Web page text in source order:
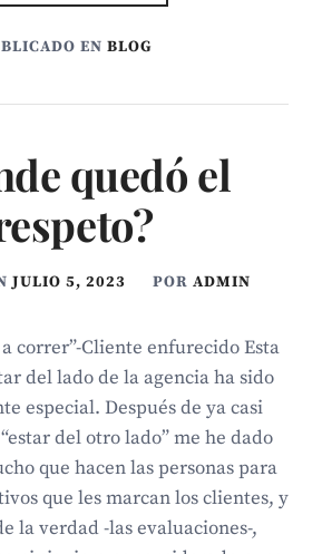
EN BLOG
quedó el
JULIO 5, 2023 POR ADMIN
correr”-Cliente enfurecido Esta
del lado de la agencia ha sido
especial. Después de ya casi
del otro lado” me he dado
que hacen las personas para
que les marcan los clientes, y
la verdad -las evaluaciones-,